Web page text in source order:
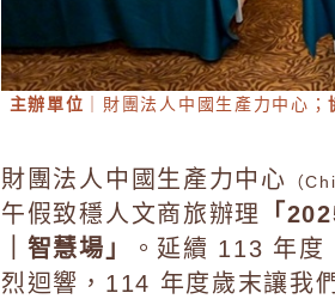
主辦單位 ｜財團法人中國生產力中心；
財團法人中國生產力中心 （
午假致穩人文商旅辦理
「
｜智慧場」
。延續 113 年
烈迴響， 114 年度歲末讓我